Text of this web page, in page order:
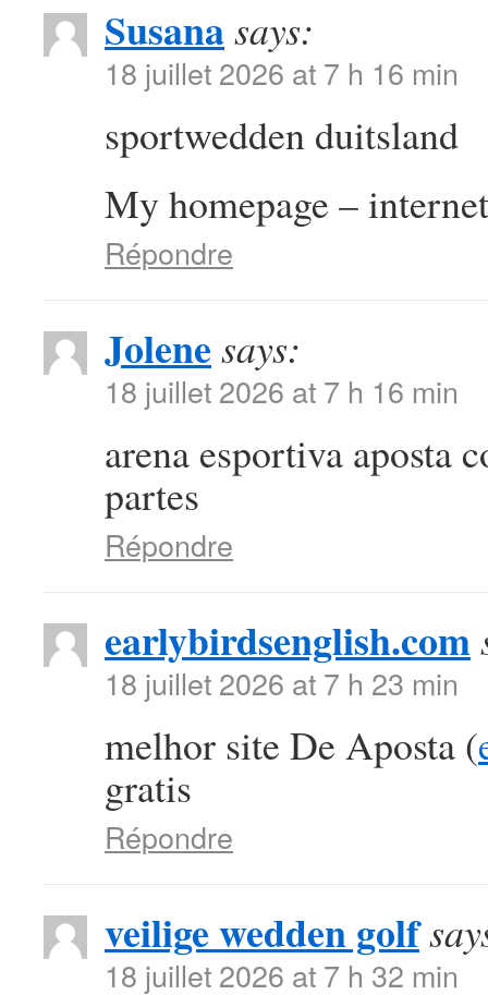
Susanasays:
18 juillet 2026 at 7 h 16 min
sportwedden duitsland
My homepage –
Répondre
Jolene says:
18 juillet 2026 at 7 h 16 min
arena esportiva aposta
partes
Répondre
earlybirdsenglish.com
18 juillet 2026 at 7 h 23 min
melhor site De Aposta (
gratis
Répondre
veilige wedden golf
18 juillet 2026 at 7 h 32 min